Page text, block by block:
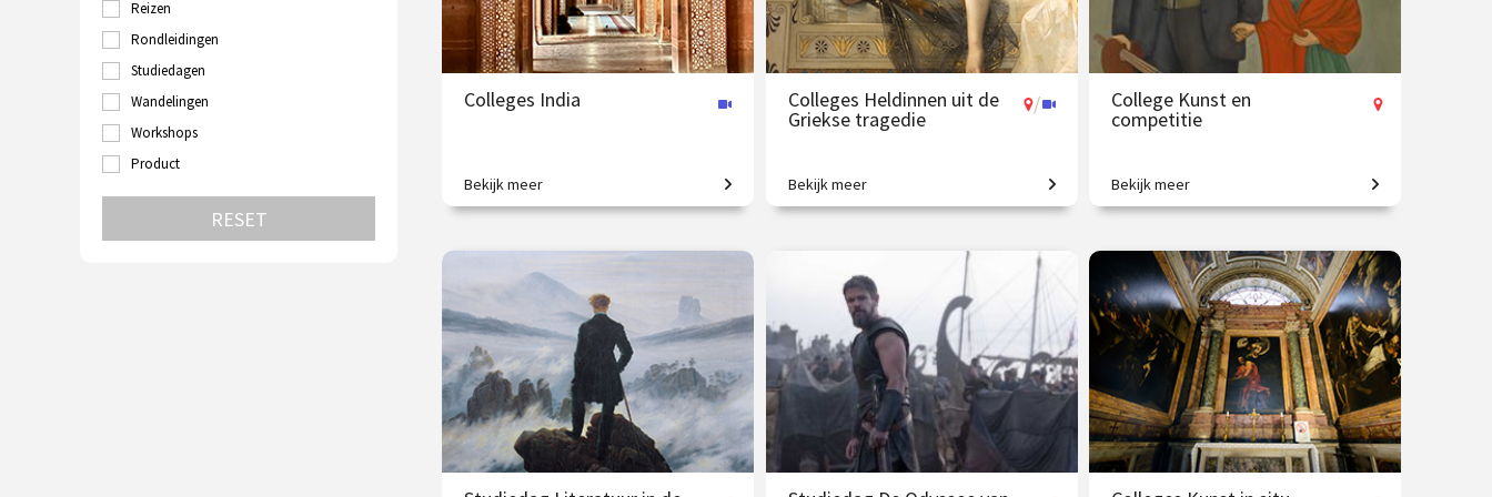
Turkije
Utrecht
Wenen
Zutphen
Reizen
Rondleidingen
Studiedagen
Wandelingen
Workshops
Product
RESET
Colleges India
Een grootmacht in opkomst.
€ 195.00
Online
Bekijk meer
Colleges Heldinnen uit de
Griekse tragedie
/
Tussen het onvermijdelijke lot en
onmenselijke dillema’s.
€ 217.00 vanaf 28 sep.
Op locatie of online
Bekijk meer
College Kunst en
competitie
Vriendschap, strijd en inspiratie.
€ 35.00 vanaf 13 okt.
Op locatie
Bekijk meer